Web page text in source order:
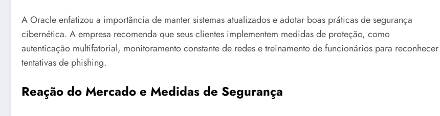
A Oracle enfatizou a importância de manter sistemas atualizados e adotar boas práticas de segurança
cibernética. A empresa recomenda que seus clientes implementem medidas de proteção, como
autenticação multifatorial, monitoramento constante de redes e treinamento de funcionários para reconhecer
tentativas de phishing.
Reação do Mercado e Medidas de Segurança